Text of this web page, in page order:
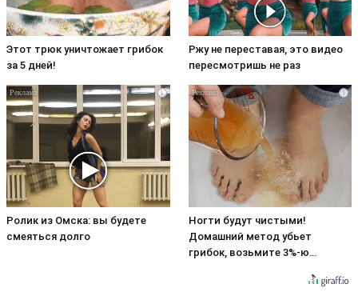
Этот трюк уничтожает грибок
за 5 дней!
Ржу не переставая, это видео
пересмотришь не раз
i
Ролик из Омска: вы будете
смеяться долго
i
Ногти будут чистыми!
Домашний метод убьет
грибок, возьмите 3%-ю…